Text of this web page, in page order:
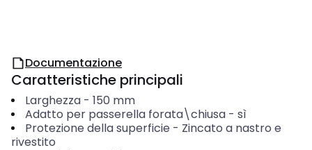
Documentazione
Caratteristiche principali
Larghezza- 150 mm
Adatto per passerella forata\chiusa- sì
Protezione della superficie - Zincato a nastro e
rivestito